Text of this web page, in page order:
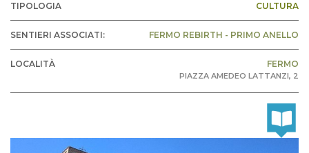
TIPOLOGIA CULTURA
SENTIERI ASSOCIATI: FERMO REBIRTH - PRIMO ANELLO
LOCALITÀ FERMO
PIAZZA AMEDEO LATTANZI, 2